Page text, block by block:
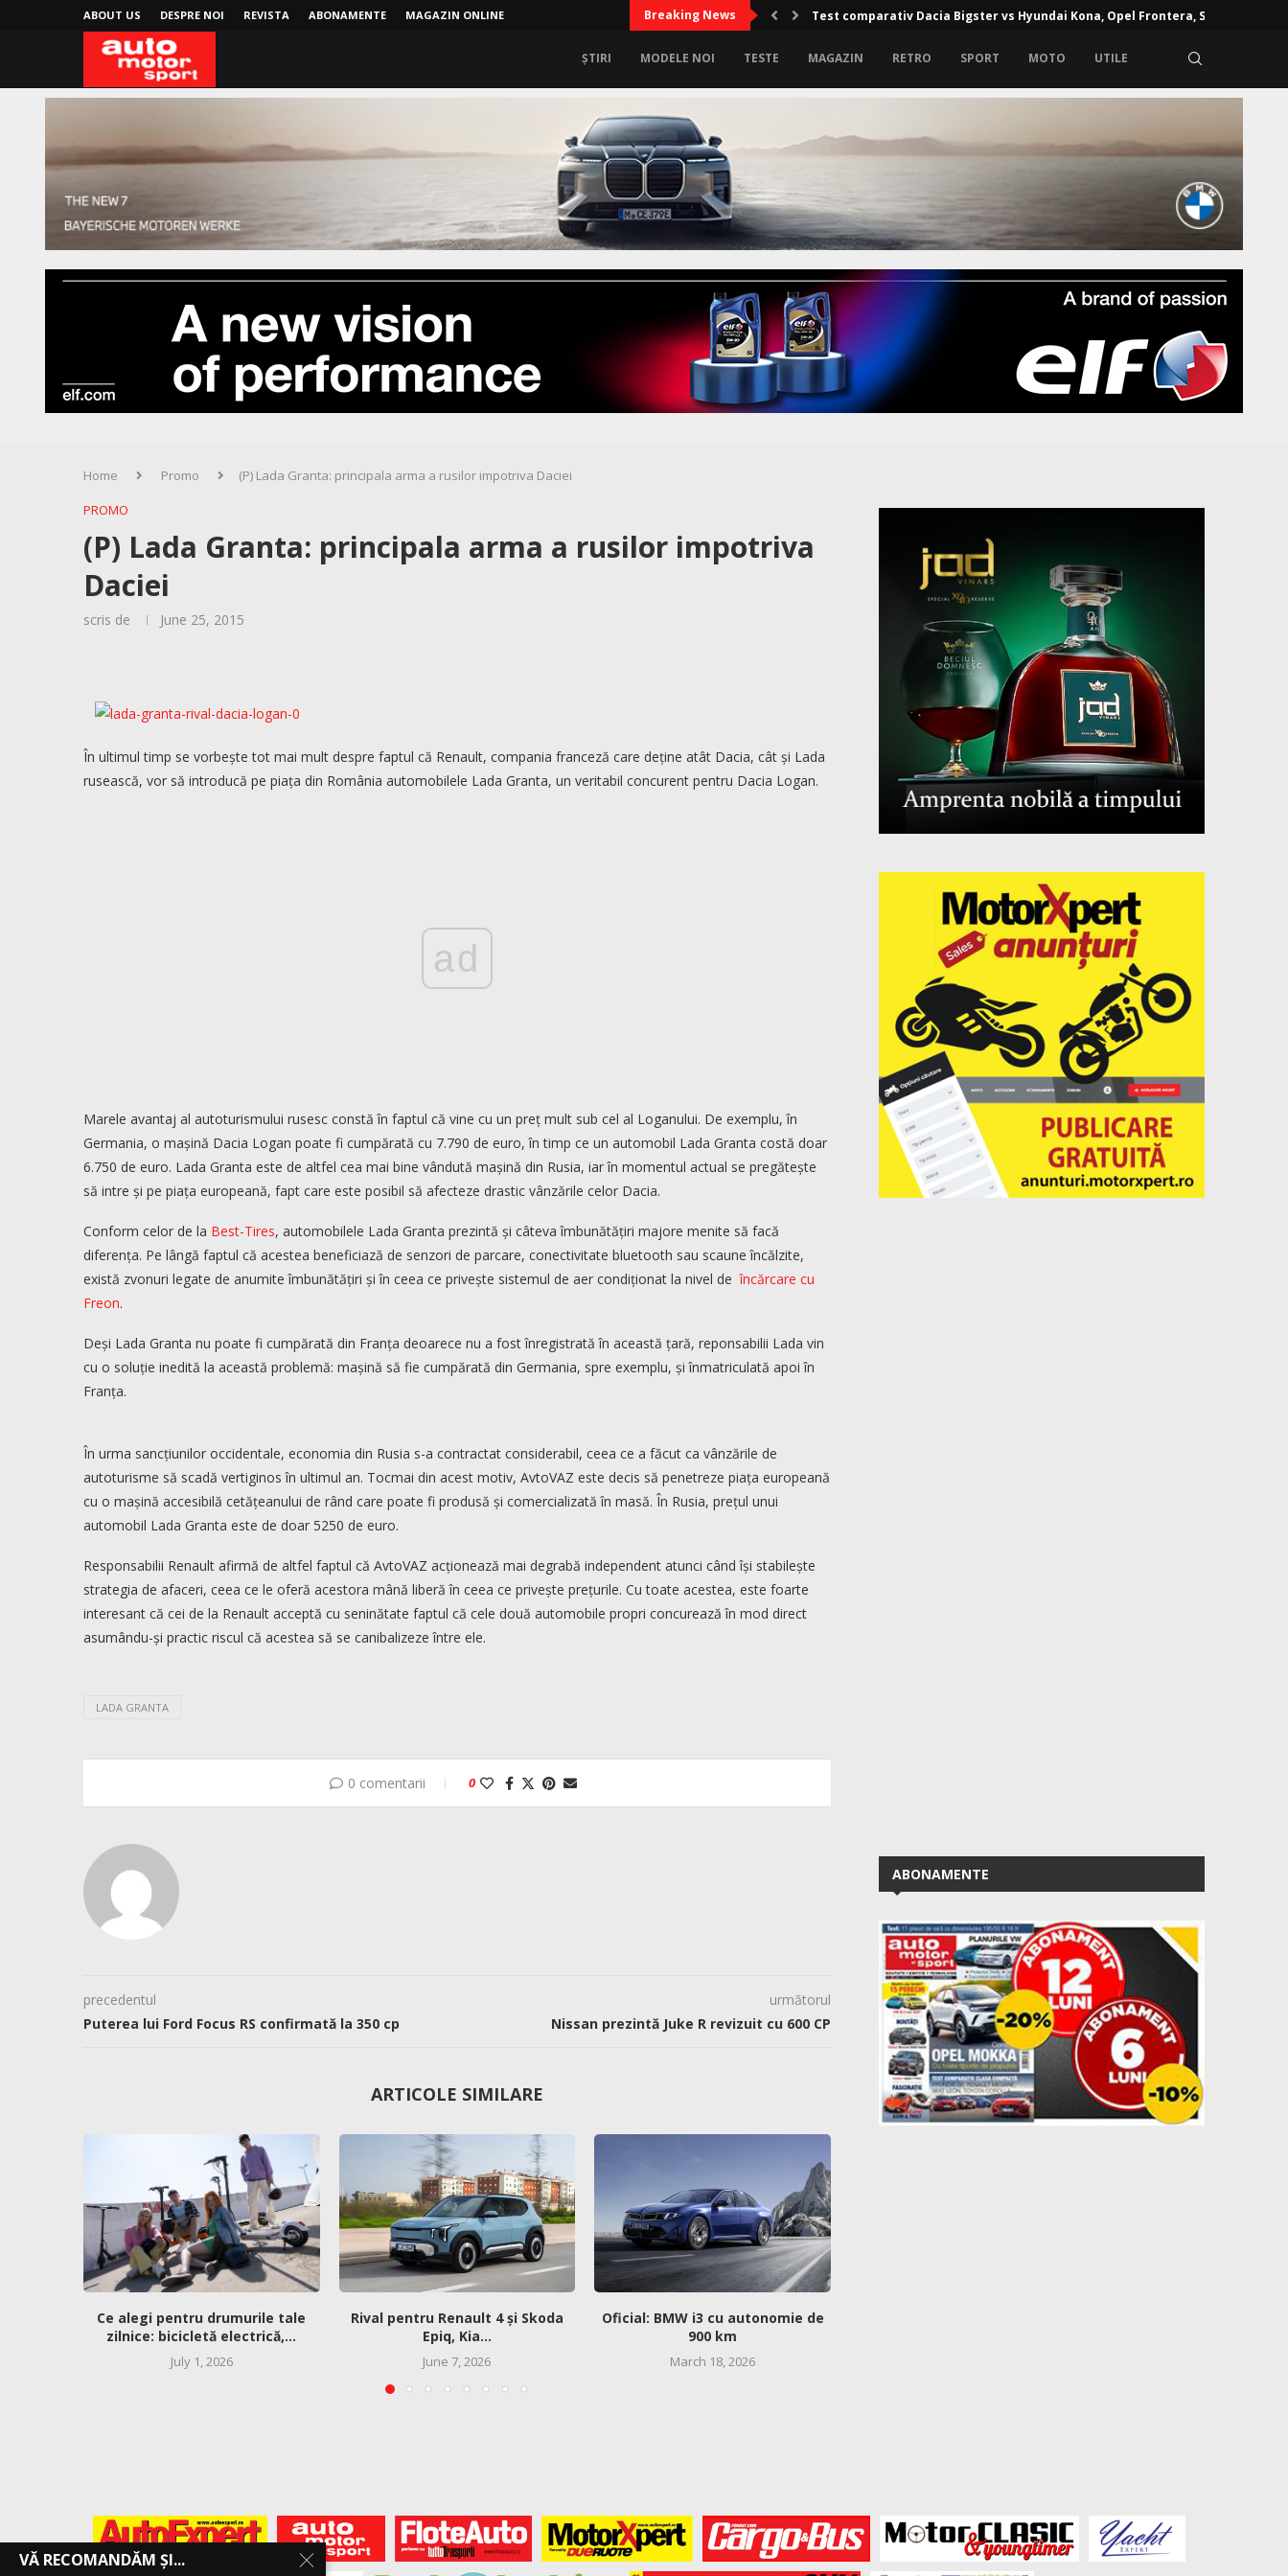
ABOUT US DESPRE NOI REVISTA ABONAMENTE MAGAZIN ONLINE Breaking News Test comparativ Dacia Bigster vs Hyundai Kona, Opel Frontera, Skoda...
ȘTIRI MODELE NOI TESTE MAGAZIN RETRO SPORT MOTO UTILE
Home Promo
(P) Lada Granta: principala arma a rusilor impotriva Daciei
PROMO
(P) Lada Granta: principala arma a rusilor impotriva
Daciei
scris de June 25, 2015
În ultimul timp se vorbește tot mai mult despre faptul că Renault, compania franceză care deține atât Dacia, cât și Lada
rusească, vor să introducă pe piața din România automobilele Lada Granta, un veritabil concurent pentru Dacia Logan.
ad
Marele avantaj al autoturismului rusesc constă în faptul că vine cu un preț mult sub cel al Loganului. De exemplu, în
Germania, o mașină Dacia Logan poate fi cumpărată cu 7.790 de euro, în timp ce un automobil Lada Granta costă doar
6.750 de euro. Lada Granta este de altfel cea mai bine vândută mașină din Rusia, iar în momentul actual se pregătește
să intre și pe piața europeană, fapt care este posibil să afecteze drastic vânzările celor Dacia.
Conform celor de la Best-Tires, automobilele Lada Granta prezintă și câteva îmbunătățiri majore menite să facă
diferența. Pe lângă faptul că acestea beneficiază de senzori de parcare, conectivitate bluetooth sau scaune încălzite,
există zvonuri legate de anumite îmbunătățiri și în ceea ce privește sistemul de aer condiționat la nivel deîncărcare cu
Freon.
Deși Lada Granta nu poate fi cumpărată din Franța deoarece nu a fost înregistrată în această țară, reponsabilii Lada vin
cu o soluție inedită la această problemă: mașină să fie cumpărată din Germania, spre exemplu, și înmatriculată apoi în
Franța.
În urma sancțiunilor occidentale, economia din Rusia s-a contractat considerabil, ceea ce a făcut ca vânzările de
autoturisme să scadă vertiginos în ultimul an. Tocmai din acest motiv, AvtoVAZ este decis să penetreze piața europeană
cu o mașină accesibilă cetățeanului de rând care poate fi produsă și comercializată în masă. În Rusia, prețul unui
automobil Lada Granta este de doar 5250 de euro.
Responsabilii Renault afirmă de altfel faptul că AvtoVAZ acționează mai degrabă independent atunci când își stabilește
strategia de afaceri, ceea ce le oferă acestora mână liberă în ceea ce privește prețurile. Cu toate acestea, este foarte
interesant că cei de la Renault acceptă cu seninătate faptul că cele două automobile propri concurează în mod direct
asumându-și practic riscul că acestea să se canibalizeze între ele.
LADA GRANTA
0 comentarii 0
precedentul
Puterea lui Ford Focus RS confirmată la 350 cp
următorul
Nissan prezintă Juke R revizuit cu 600 CP
ARTICOLE SIMILARE
Ce alegi pentru drumurile tale
zilnice: bicicletă electrică,...
July 1, 2026
Rival pentru Renault 4 și Skoda
Epiq, Kia...
June 7, 2026
Oficial: BMW i3 cu autonomie de
900 km
March 18, 2026
ABONAMENTE
VĂ RECOMANDĂM ȘI...